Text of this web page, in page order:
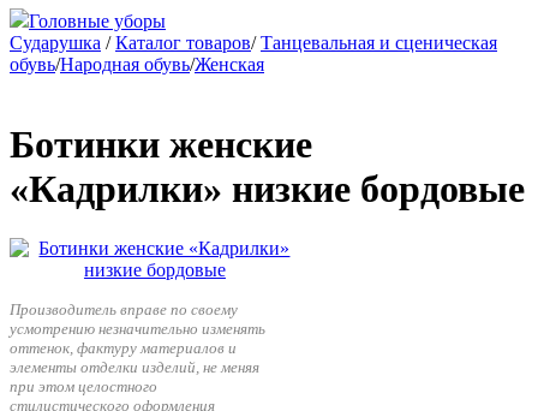
Головные уборы
Сударушка / Каталог товаров/ Танцевальная и сценическая
обувь/Народная обувь/Женская
Ботинки женские
«Кадрилки» низкие бордовые
Производитель вправе по своему
усмотрению незначительно изменять
оттенок, фактуру материалов и
элементы отделки изделий, не меняя
при этом целостного
стилистического оформления